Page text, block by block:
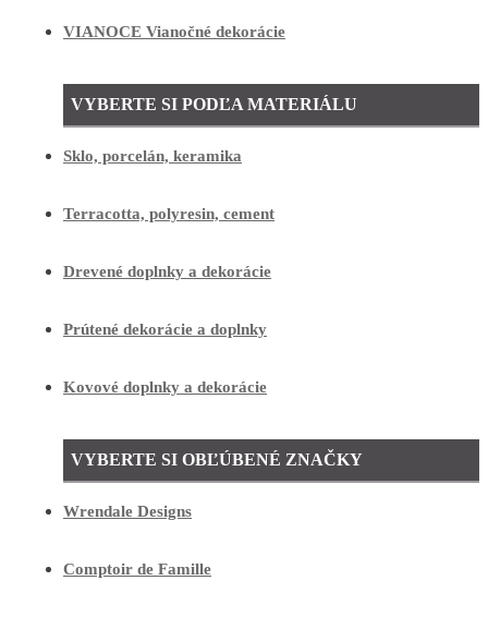
VIANOCE Vianočné dekorácie
VYBERTE SI PODĽA MATERIÁLU
Sklo, porcelán, keramika
Terracotta, polyresin, cement
Drevené doplnky a dekorácie
Prútené dekorácie a doplnky
Kovové doplnky a dekorácie
VYBERTE SI OBĽÚBENÉ ZNAČKY
Wrendale Designs
Comptoir de Famille